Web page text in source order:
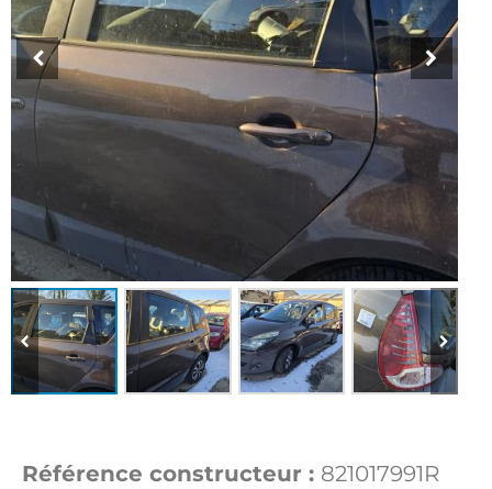
Référence constructeur : 821017991R